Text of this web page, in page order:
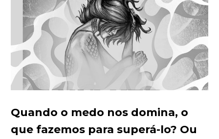
Quando o medo nos domina, o
que fazemos para superá-lo? Ou